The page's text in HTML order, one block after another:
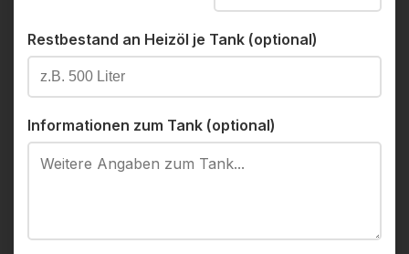
Restbestand an Heizöl je Tank (optional)
Informationen zum Tank (optional)